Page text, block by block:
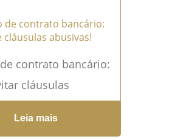
de contrato bancário:
cláusulas abusivas!
contrato bancário:
cláusulas
A revisão de
bancário é uma das
Leia mais